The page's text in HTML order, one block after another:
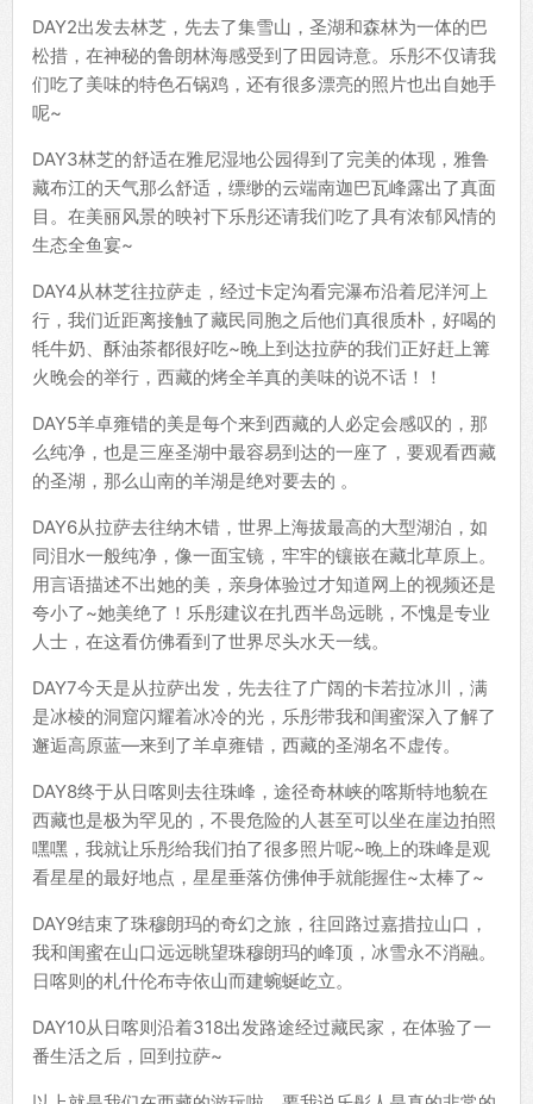
DAY2出发去林芝，先去了集雪山，圣湖和森林为一体的巴
松措，在神秘的鲁朗林海感受到了田园诗意。乐彤不仅请我
们吃了美味的特色石锅鸡，还有很多漂亮的照片也出自她手
呢~
DAY3林芝的舒适在雅尼湿地公园得到了完美的体现，雅鲁
藏布江的天气那么舒适，缥缈的云端南迦巴瓦峰露出了真面
目。在美丽风景的映衬下乐彤还请我们吃了具有浓郁风情的
生态全鱼宴~
DAY4从林芝往拉萨走，经过卡定沟看完瀑布沿着尼洋河上
行，我们近距离接触了藏民同胞之后他们真很质朴，好喝的
牦牛奶、酥油茶都很好吃~晚上到达拉萨的我们正好赶上篝
火晚会的举行，西藏的烤全羊真的美味的说不话！！
DAY5羊卓雍错的美是每个来到西藏的人必定会感叹的，那
么纯净，也是三座圣湖中最容易到达的一座了，要观看西藏
的圣湖，那么山南的羊湖是绝对要去的 。
DAY6从拉萨去往纳木错，世界上海拔最高的大型湖泊，如
同泪水一般纯净，像一面宝镜，牢牢的镶嵌在藏北草原上。
用言语描述不出她的美，亲身体验过才知道网上的视频还是
夸小了~她美绝了！乐彤建议在扎西半岛远眺，不愧是专业
人士，在这看仿佛看到了世界尽头水天一线。
DAY7今天是从拉萨出发，先去往了广阔的卡若拉冰川，满
是冰棱的洞窟闪耀着冰冷的光，乐彤带我和闺蜜深入了解了
邂逅高原蓝—来到了羊卓雍错，西藏的圣湖名不虚传。
DAY8终于从日喀则去往珠峰，途径奇林峡的喀斯特地貌在
西藏也是极为罕见的，不畏危险的人甚至可以坐在崖边拍照
嘿嘿，我就让乐彤给我们拍了很多照片呢~晚上的珠峰是观
看星星的最好地点，星星垂落仿佛伸手就能握住~太棒了~
DAY9结束了珠穆朗玛的奇幻之旅，往回路过嘉措拉山口，
我和闺蜜在山口远远眺望珠穆朗玛的峰顶，冰雪永不消融。
日喀则的札什伦布寺依山而建蜿蜒屹立。
DAY10从日喀则沿着318出发路途经过藏民家，在体验了一
番生活之后，回到拉萨~